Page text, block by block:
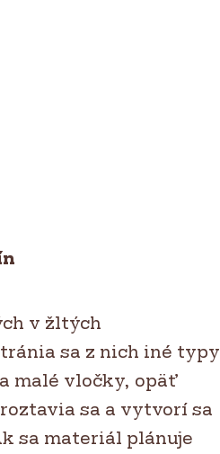
v žltých
sa z nich iné typy
malé vločky, opäť
sa a vytvorí sa
sa materiál plánuje